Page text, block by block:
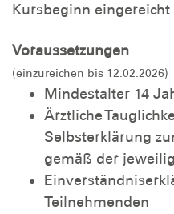
Kursbeginn eingereicht
Voraussetzungen
(einzureichen bis 12.02.2026)
Mindestalter 14
Ärztliche
Selbsterklärung
gemäß der
Teilnehmenden